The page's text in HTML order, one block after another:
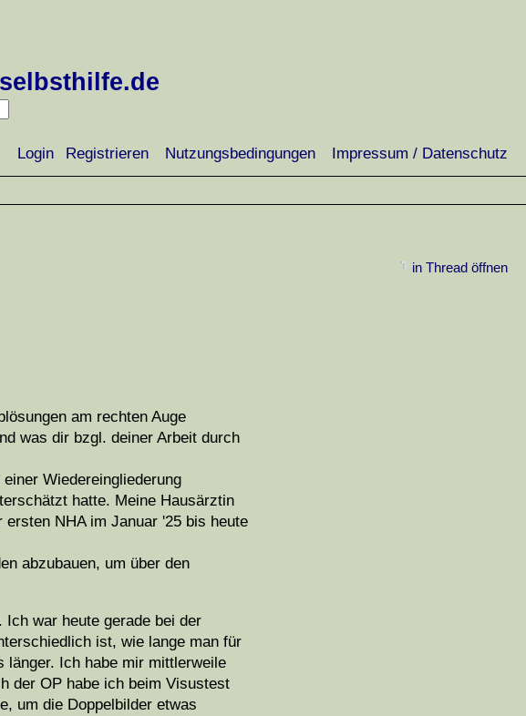
Login Registrieren Nutzungsbedingungen Impressum / Datenschutz
in Thread öffnen
am rechten Auge
was dir bzgl. deiner Arbeit durch
Wiedereingliederung
hatte. Meine Hausärztin
NHA im Januar '25 bis heute
abzubauen, um über den
war heute gerade bei der
ist, wie lange man für
länger. Ich habe mir mittlerweile
der OP habe ich beim Visustest
um die Doppelbilder etwas